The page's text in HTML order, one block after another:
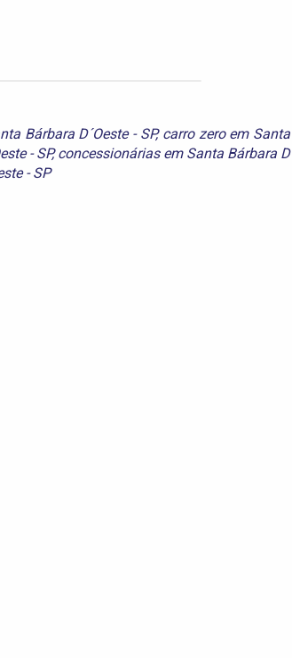
Bárbara D´Oeste - SP, carro zero em Santa
- SP,concessionárias em Santa Bárbara D
- SP